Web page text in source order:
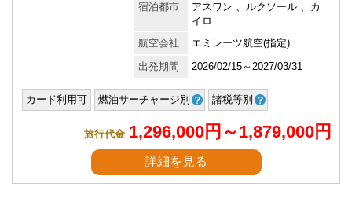
宿泊都市
アスワン 、ルクソール 、カ
イロ
航空会社
エミレーツ航空(指定)
出発期間
2026/02/15～2027/03/31
カード利用可 燃油サーチャージ別 諸税等別
旅行代金 1,296,000円～1,879,000円
詳細を見る